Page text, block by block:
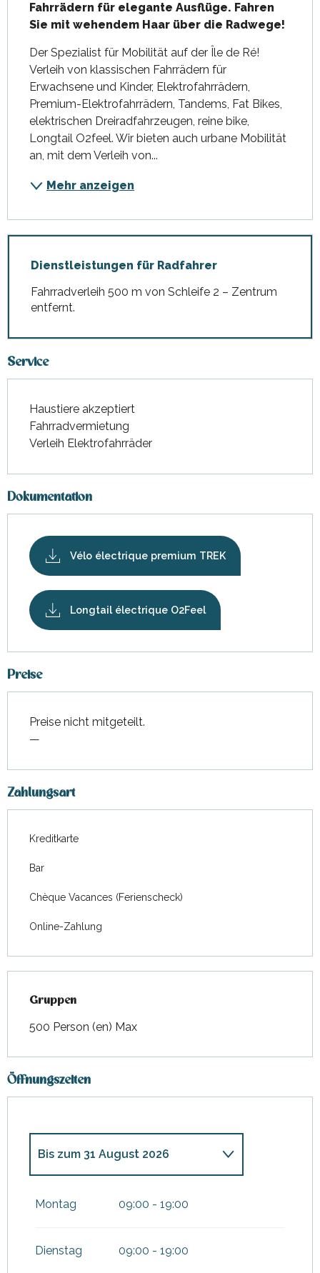
Fahrrädern für elegante Ausflüge. Fahren
Sie mit wehendem Haar über die Radwege!
Der Spezialist für Mobilität auf der Île de Ré!
Verleih von klassischen Fahrrädern für
Erwachsene und Kinder, Elektrofahrrädern,
Premium-Elektrofahrrädern, Tandems, Fat Bikes,
elektrischen Dreiradfahrzeugen, reine bike,
Longtail O2feel. Wir bieten auch urbane Mobilität
an, mit dem Verleih von...
Mehr anzeigen
Dienstleistungen für Radfahrer
Fahrradverleih 500 m von Schleife 2 – Zentrum
entfernt.
Service
Haustiere akzeptiert
Fahrradvermietung
Verleih Elektrofahrräder
Dokumentation
Vélo électrique premium TREK
Longtail électrique O2Feel
Preise
Preise nicht mitgeteilt.
—
Zahlungsart
Kreditkarte
Bar
Chèque Vacances (Ferienscheck)
Online-Zahlung
Gruppen
Gruppen
500 Person (en) Max
Öffnungszeiten
Juni 2026
Bis zum 31 August 2026
zum
Montag 09:00 - 19:00
Dienstag 09:00 - 19:00